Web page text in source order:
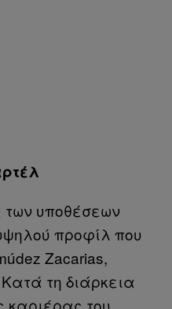
των υποθέσεων
προφίλ που
Zacarias,
τη διάρκεια
καριέρας του,